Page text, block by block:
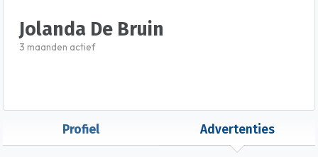
Jolanda De Bruin
3 maanden actief
Profiel Advertenties